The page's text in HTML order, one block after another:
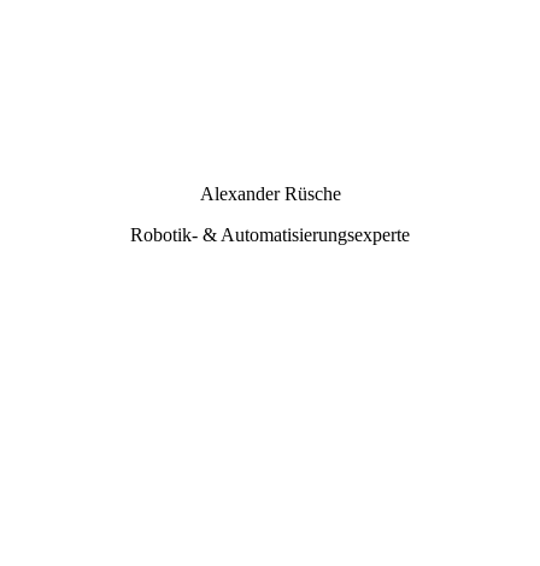
Alexander Rüsche
Robotik- & Automatisierungsexperte